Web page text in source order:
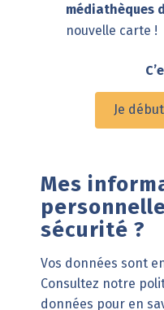
médiathèques
nouvelle carte !
Je
Mes
sécurité ?
Vos données sont
Consultez notre
données pour en